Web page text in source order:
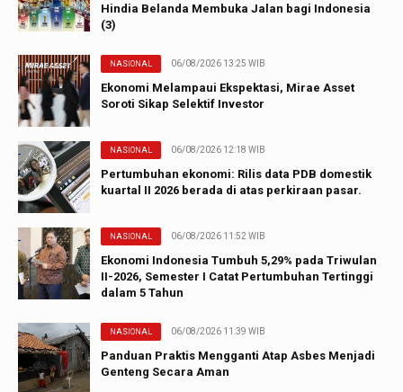
Hindia Belanda Membuka Jalan bagi Indonesia
(3)
NASIONAL 06/08/2026 13:25 WIB
Ekonomi Melampaui Ekspektasi, Mirae Asset
Soroti Sikap Selektif Investor
NASIONAL 06/08/2026 12:18 WIB
Pertumbuhan ekonomi: Rilis data PDB domestik
kuartal II 2026 berada di atas perkiraan pasar.
NASIONAL 06/08/2026 11:52 WIB
Ekonomi Indonesia Tumbuh 5,29% pada Triwulan
II-2026, Semester I Catat Pertumbuhan Tertinggi
dalam 5 Tahun
NASIONAL 06/08/2026 11:39 WIB
Panduan Praktis Mengganti Atap Asbes Menjadi
Genteng Secara Aman